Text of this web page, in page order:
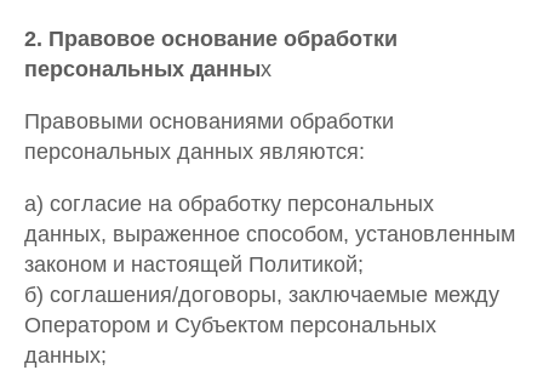
2. Правовое основание обработки
персональных данных
Правовыми основаниями обработки
персональных данных являются:
а) согласие на обработку персональных
данных, выраженное способом, установленным
законом и настоящей Политикой;
б) соглашения/договоры, заключаемые между
Оператором и Субъектом персональных
данных;